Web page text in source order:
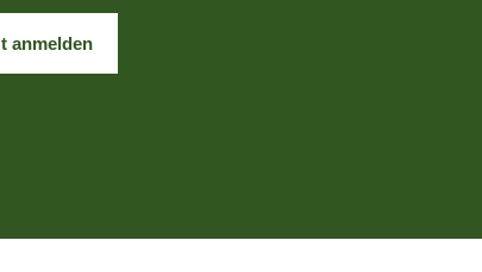
anmelden